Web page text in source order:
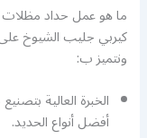
ما هو عمل حداد
كيربي جليب الشيوخ
ونتميز ب:
الخبرة العالية
أفضل أنواع الحديد.